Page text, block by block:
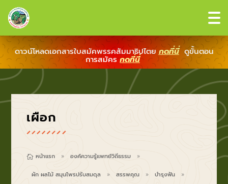
ดาวน์โหลดเอกสารใบสมัคพรรคสัมมาธิปไตย กดที่นี่ ดูขั้นตอน
การสมัครกดที่นี่
เผือก
 หน้าแรก 9 องค์ความรู้แพทย์วิถีธรรม 9
ผัก ผลไม้ สมุนไพรปรับสมดุล 9 สรรพคุณ 9 บำรุงฟัน 9